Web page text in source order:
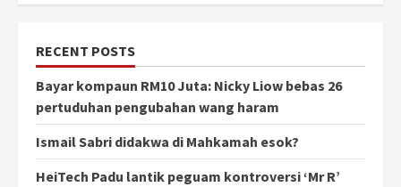
RECENT POSTS
Bayar kompaun RM10 Juta: Nicky Liow bebas 26
pertuduhan pengubahan wang haram
Ismail Sabri didakwa di Mahkamah esok?
HeiTech Padu lantik peguam kontroversi ‘Mr R’